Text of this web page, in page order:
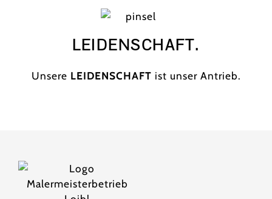
LEIDENSCHAFT.
Unsere LEIDENSCHAFT ist unser Antrieb.